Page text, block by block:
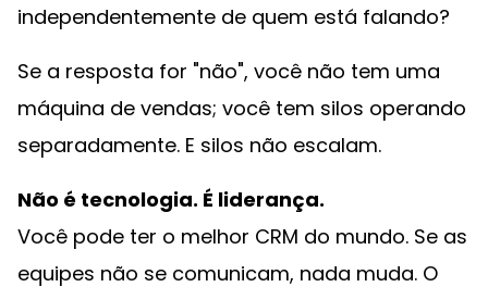
independentemente de quem está falando?
Se a resposta for "não", você não tem uma
máquina de vendas; você tem silos operando
separadamente. E silos não escalam.
Não é tecnologia. É liderança.
Você pode ter o melhor CRM do mundo. Se as
equipes não se comunicam, nada muda. O